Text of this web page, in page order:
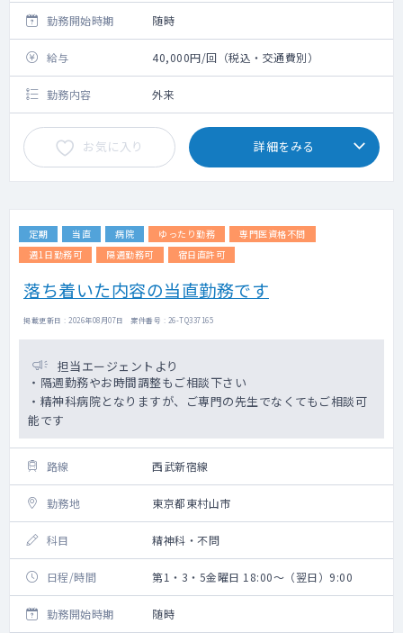
勤務開始時期 随時
給与 40,000円/回（税込・交通費別）
勤務内容 外来
お気に入り 詳細をみる
定期 当直 病院 ゆったり勤務
専門医資格不問
週1日勤務可
隔週勤務可 宿日直許可
落ち着いた内容の当直勤務です
掲載更新日 : 2026年08月07日 案件番号 : 26-TQ337165
担当エージェントより
・隔週勤務やお時間調整もご相談下さい
・精神科病院となりますが、ご専門の先生でなくてもご相談可
能です
路線 西武新宿線
勤務地 東京都東村山市
科目 精神科・不問
日程/時間 第1・3・5金曜日 18:00～（翌日）9:00
勤務開始時期 随時